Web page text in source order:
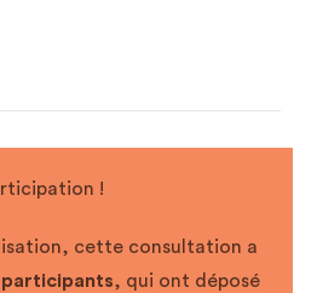
!
cette consultation a
, qui ont déposé